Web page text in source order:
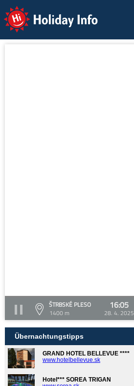
Holiday Info
ŠTRBSKÉ PLESO
1400 m
16:05
28. 4. 2025
Übernachtungstipps
GRAND HOTEL BELLEVUE ****
www.hotelbellevue.sk
Hotel*** SOREA TRIGAN